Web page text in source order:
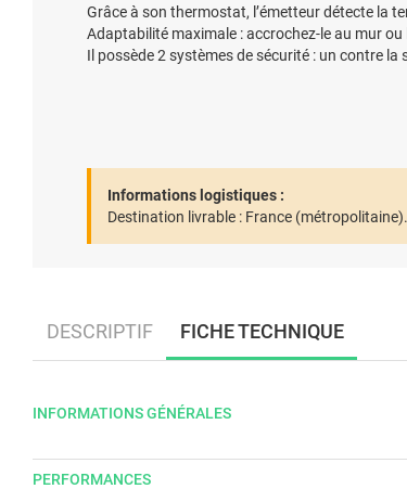
Grâce à son thermostat, l’émetteur détecte la
Adaptabilité maximale : accrochez-le au mur
Il possède 2 systèmes de sécurité : un contre
Informations logistiques :
Destination livrable : France (métropolitaine).
DESCRIPTIF FICHE TECHNIQUE
INFORMATIONS GÉNÉRALES
PERFORMANCES